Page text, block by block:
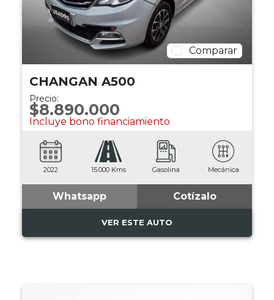
Comparar
CHANGAN A500
Precio:
$8.890.000
Incluye bono financiamiento
2022 15.000 Kms Gasolina Mecánica
Whatsapp Cotízalo
VER ESTE AUTO